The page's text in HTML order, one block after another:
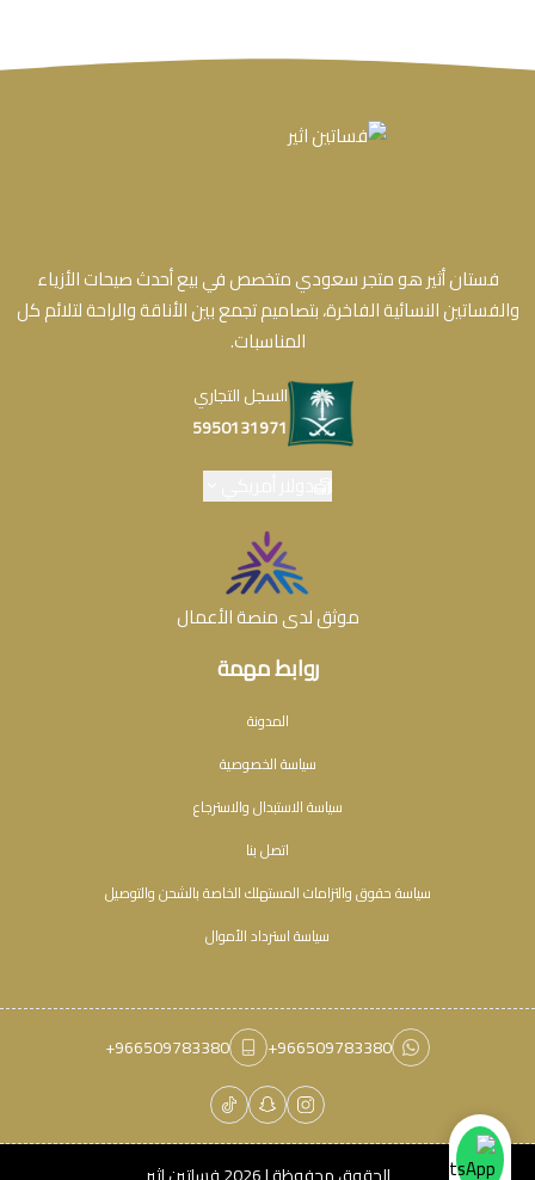
روابط مهمة
المدونة
سياسة الخصوصية
سياسة الاستبدال والاسترجاع
اتصل بنا
سياسة حقوق والتزامات المستهلك الخاصة بالشحن والتوصيل
سياسة استرداد الأموال
فستان أثير هو متجر سعودي متخصص في بيع أحدث صيحات الأزياء
والفساتين النسائية الفاخرة، بتصاميم تجمع بين الأناقة والراحة لتلائم كل
المناسبات.
السجل التجاري
5950131971
موثق لدى منصة الأعمال
+966509783380
+966509783380